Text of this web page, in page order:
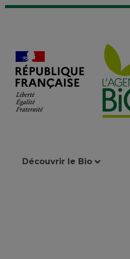
Découvrir le Bio